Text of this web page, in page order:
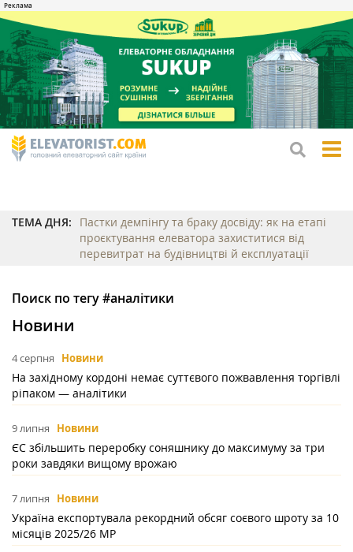
ТЕМА ДНЯ:
Пастки демпінгу та браку досвіду: як на етапі
проєктування елеватора захиститися від
перевитрат на будівництві й експлуатації
Поиск по тегу #аналітики
Новини
4 серпня Новини
На західному кордоні немає суттєвого пожвавлення торгівлі
ріпаком — аналітики
9 липня Новини
ЄС збільшить переробку соняшнику до максимуму за три
роки завдяки вищому врожаю
7 липня Новини
Україна експортувала рекордний обсяг соєвого шроту за 10
місяців 2025/26 МР